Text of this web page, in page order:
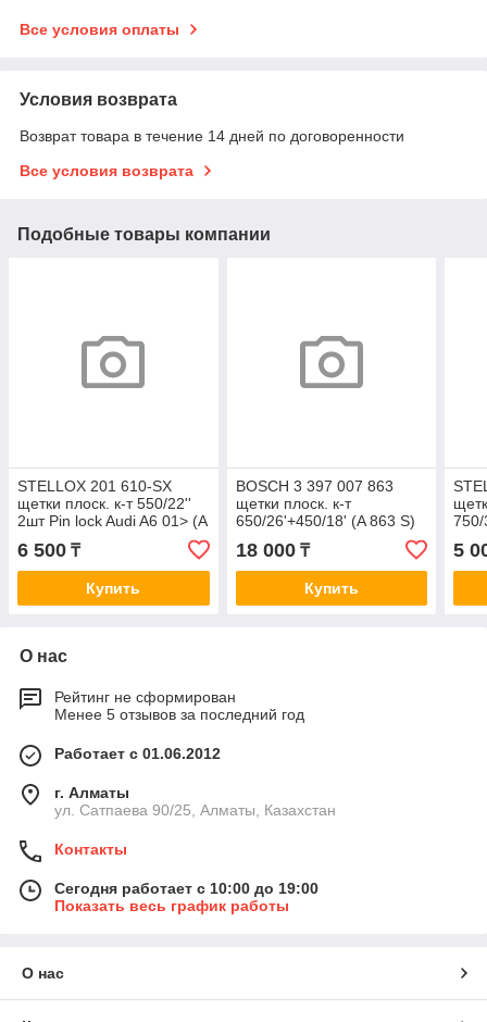
Все условия оплаты
Условия возврата
Возврат товара в течение 14 дней по договоренности
Все условия возврата
Подобные товары компании
STELLOX 201 610-SX
щетки плоск. к-т 550/22''
2шт Pin lock Audi A6 01> (A
6 500 ₸
Купить
BOSCH 3 397 007 863
щетки плоск. к-т
650/26'+450/18' (A 863 S)
18 000₸
Купить
06>
5
О нас
Рейтинг не сформирован
Менее 5 отзывов за последний год
Работает с 01.06.2012
г. Алматы
ул. Сатпаева 90/25, Алматы, Казахстан
Контакты
Сегодня работает с 10:00 до 19:00
Показать весь график работы
О нас